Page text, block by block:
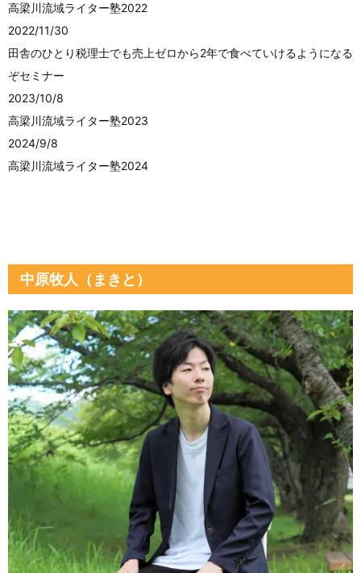
高梁川流域ライター塾2022
2022/11/30
田舎のひとり税理士でも売上ゼロから2年で食べていけるようになる
ぞセミナー
2023/10/8
高梁川流域ライター塾2023
2024/9/8
高梁川流域ライター塾2024
中原牧人（まきと）